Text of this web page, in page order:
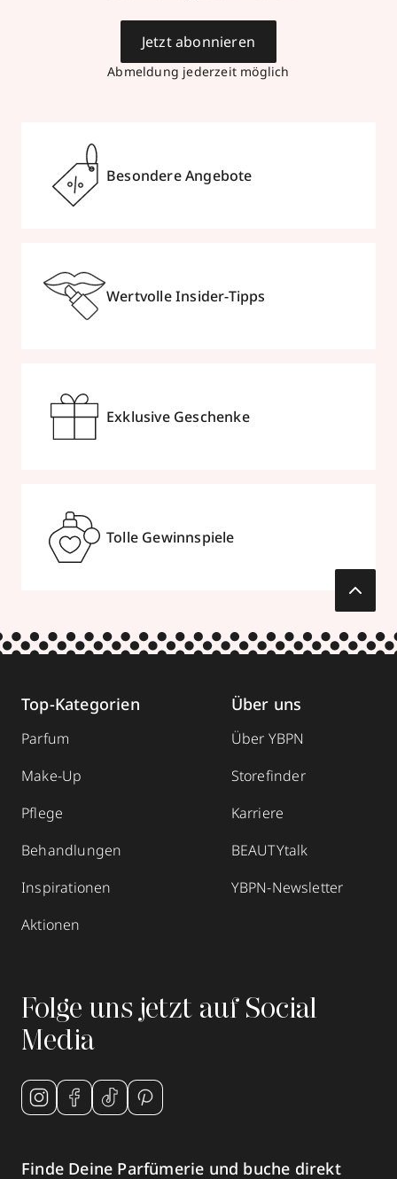
Abmeldung jederzeit möglich
Jetzt abonnieren
Besondere Angebote
Wertvolle Insider-Tipps
Exklusive Geschenke
Tolle Gewinnspiele
Top-Kategorien
Parfum
Make-Up
Pflege
Behandlungen
Inspirationen
Aktionen
Über uns
Über YBPN
Storefinder
Karriere
BEAUTYtalk
YBPN-Newsletter
Folge uns jetzt auf Social
Media
Finde Deine Parfümerie und buche direkt